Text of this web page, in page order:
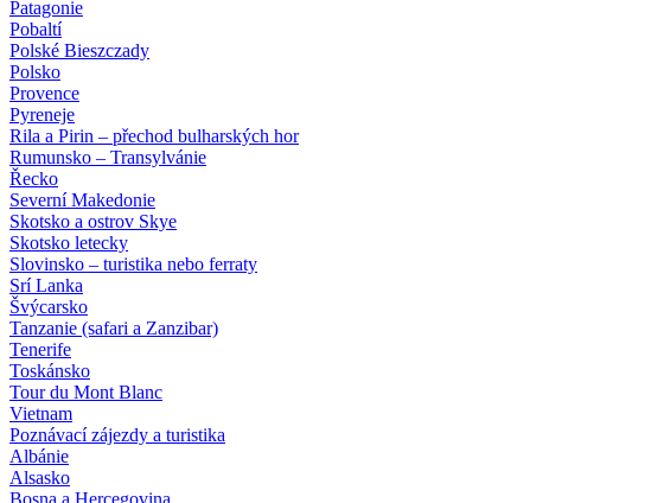
Patagonie
Pobaltí
Polské Bieszczady
Polsko
Provence
Pyreneje
Rila a Pirin – přechod bulharských hor
Rumunsko – Transylvánie
Řecko
Severní Makedonie
Skotsko a ostrov Skye
Skotsko letecky
Slovinsko – turistika nebo ferraty
Srí Lanka
Švýcarsko
Tanzanie (safari a Zanzibar)
Tenerife
Toskánsko
Tour du Mont Blanc
Vietnam
Poznávací zájezdy a turistika
Albánie
Alsasko
Bosna a Hercegovina